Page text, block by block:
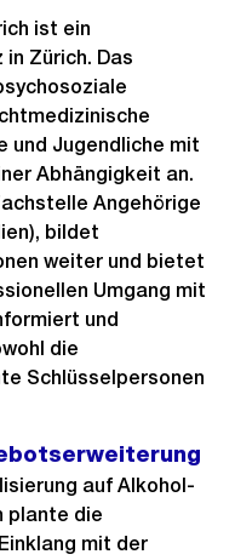
ist ein
Zürich. Das
und Jugendliche mit
Abhängigkeit an.
Angehörige
bildet
weiter und bietet
Umgang mit
und
die
Schlüsselpersonen
auf Alkohol-
plante die
mit der